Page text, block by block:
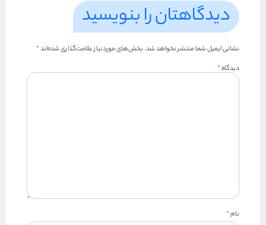
دیدگاهتان را بنویسید
نشانی ایمیل شما منتشر نخواهد شد.بخش‌های موردنیاز علامت‌گذاری شده‌اند*
دیدگاه*
نام*